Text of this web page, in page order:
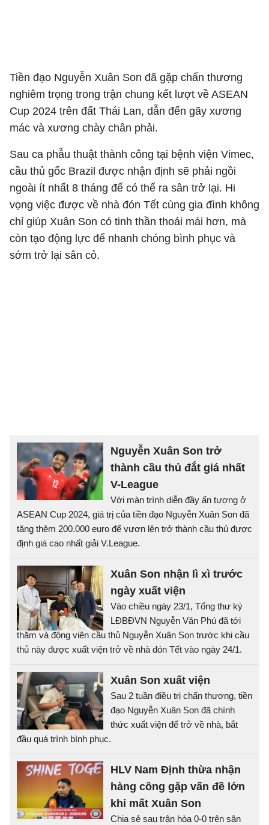
Tiền đạo Nguyễn Xuân Son đã gặp chấn thương
nghiêm trọng trong trận chung kết lượt về ASEAN
Cup 2024 trên đất Thái Lan, dẫn đến gãy xương
mác và xương chày chân phải.
Sau ca phẫu thuật thành công tại bệnh viện Vimec,
cầu thủ gốc Brazil được nhận định sẽ phải ngồi
ngoài ít nhất 8 tháng để có thể ra sân trở lại. Hi
vọng việc được về nhà đón Tết cùng gia đình không
chỉ giúp Xuân Son có tinh thần thoải mái hơn, mà
còn tạo động lực để nhanh chóng bình phục và
sớm trở lại sân cỏ.
Nguyễn Xuân Son trở
thành cầu thủ đắt giá nhất
V-League
Với màn trình diễn đầy ấn tượng ở
ASEAN Cup 2024, giá trị của tiền đạo Nguyễn Xuân Son đã
tăng thêm 200.000 euro để vươn lên trở thành cầu thủ được
định giá cao nhất giải V.League.
Xuân Son nhận lì xì trước
ngày xuất viện
Vào chiều ngày 23/1, Tổng thư ký
LĐBĐVN Nguyễn Văn Phú đã tới
thăm và động viên cầu thủ Nguyễn Xuân Son trước khi cầu
thủ này được xuất viện trở về nhà đón Tết vào ngày 24/1.
Xuân Son xuất viện
Sau 2 tuần điều trị chấn thương, tiền
đạo Nguyễn Xuân Son đã chính
thức xuất viện để trở về nhà, bắt
đầu quá trình bình phục.
HLV Nam Định thừa nhận
hàng công gặp vấn đề lớn
khi mất Xuân Son
Chia sẻ sau trận hòa 0-0 trên sân